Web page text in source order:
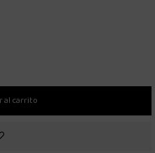
al carrito